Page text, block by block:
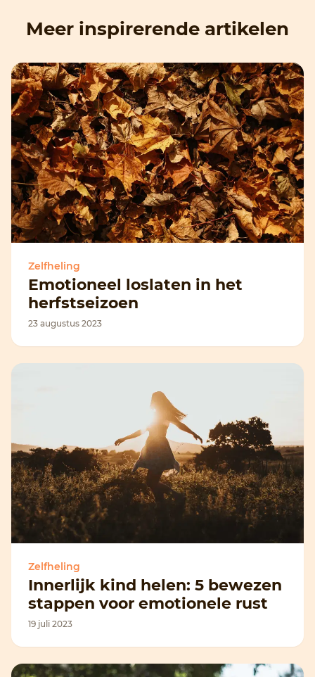
Meer inspirerende artikelen
Zelfheling
Emotioneel loslaten in het
herfstseizoen
23 augustus 2023
Zelfheling
Innerlijk kind helen: 5 bewezen
stappen voor emotionele rust
19 juli 2023